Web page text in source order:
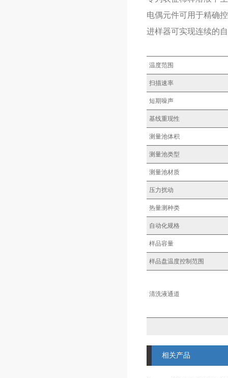
电偶元件可用于精确
进样器可实现连续的
温度范围
扫描速率
短期噪声
基线重现性
测量池体积
测量池类型
测量池材质
压力扰动
热量测种类
自动化规格
样品容量
样品盘温度控制范围
清洗液通道
相关产品